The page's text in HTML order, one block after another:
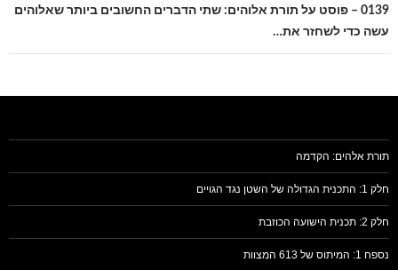
0139 – פוסט על תורת אלוהים: שתי הדברים החשובים ביותר שאלוהים
עשה כדי לשחזר את…
תורת אלהים: הקדמה
חלק 1: התכנית הגדולה של השטן נגד הגויים
חלק 2: תכנית הישועה הכוזבת
נספח 1: המיתוס של 613 המצוות